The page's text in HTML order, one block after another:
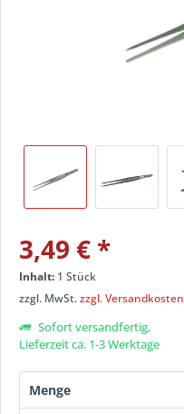
3,49 € *
Inhalt: 1 Stück
zzgl. MwSt.zzgl. Versandkosten
Sofort versandfertig,
Lieferzeit ca. 1-3 Werktage
Menge